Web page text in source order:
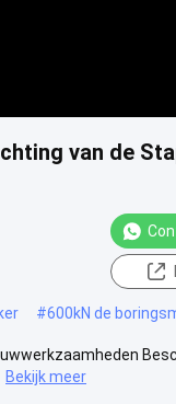
van de
#600kN de
Bekijk meer